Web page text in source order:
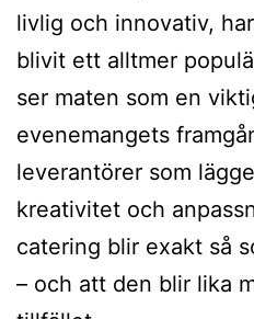
livlig och innovativ,
blivit ett alltmer
ser maten som en
evenemangets
leverantörer som
kreativitet och
catering blir exakt så
– och att den blir lika